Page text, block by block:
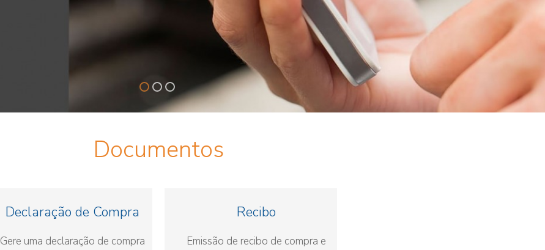
Documentos
Declaração de Compra
Gere uma declaração de compra
Recibo
Emissão de recibo de compra e